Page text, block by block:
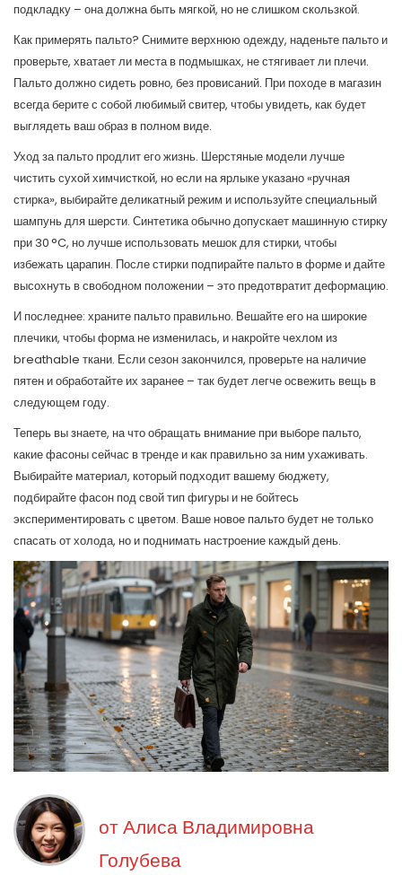
подкладку – она должна быть мягкой, но не слишком скользкой.
Как примерять пальто? Снимите верхнюю одежду, наденьте пальто и
проверьте, хватает ли места в подмышках, не стягивает ли плечи.
Пальто должно сидеть ровно, без провисаний. При походе в магазин
всегда берите с собой любимый свитер, чтобы увидеть, как будет
выглядеть ваш образ в полном виде.
Уход за пальто продлит его жизнь. Шерстяные модели лучше
чистить сухой химчисткой, но если на ярлыке указано «ручная
стирка», выбирайте деликатный режим и используйте специальный
шампунь для шерсти. Синтетика обычно допускает машинную стирку
при 30 °C, но лучше использовать мешок для стирки, чтобы
избежать царапин. После стирки подпирайте пальто в форме и дайте
высохнуть в свободном положении – это предотвратит деформацию.
И последнее: храните пальто правильно. Вешайте его на широкие
плечики, чтобы форма не изменилась, и накройте чехлом из
breathable ткани. Если сезон закончился, проверьте на наличие
пятен и обработайте их заранее – так будет легче освежить вещь в
следующем году.
Теперь вы знаете, на что обращать внимание при выборе пальто,
какие фасоны сейчас в тренде и как правильно за ним ухаживать.
Выбирайте материал, который подходит вашему бюджету,
подбирайте фасон под свой тип фигуры и не бойтесь
экспериментировать с цветом. Ваше новое пальто будет не только
спасать от холода, но и поднимать настроение каждый день.
отАлиса Владимировна
Голубева